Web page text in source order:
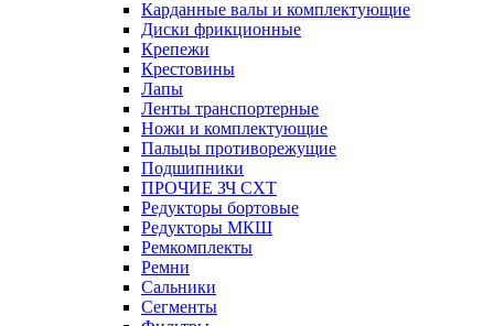
Карданные валы и комплектующие
Диски фрикционные
Крепежи
Крестовины
Лапы
Ленты транспортерные
Ножи и комплектующие
Пальцы противорежущие
Подшипники
ПРОЧИЕ ЗЧ СХТ
Редукторы бортовые
Редукторы МКШ
Ремкомплекты
Ремни
Сальники
Сегменты